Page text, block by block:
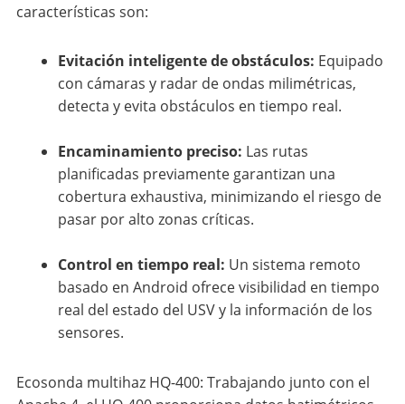
características son:
Evitación inteligente de obstáculos: Equipado
con cámaras y radar de ondas milimétricas,
detecta y evita obstáculos en tiempo real.
Encaminamiento preciso: Las rutas
planificadas previamente garantizan una
cobertura exhaustiva, minimizando el riesgo de
pasar por alto zonas críticas.
Control en tiempo real: Un sistema remoto
basado en Android ofrece visibilidad en tiempo
real del estado del USV y la información de los
sensores.
Ecosonda multihaz HQ-400: Trabajando junto con el